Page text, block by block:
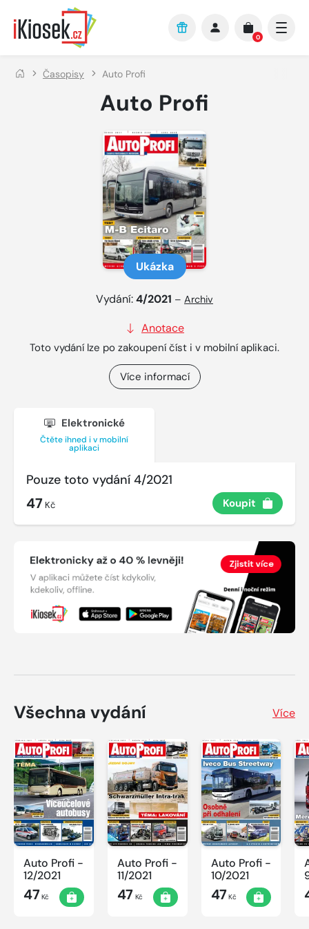
Přejít na hlavní obsah
0
Časopisy Auto Profi
Auto Profi
Ukázka
Vydání:4/2021 – Archiv
Anotace
Toto vydání lze po zakoupení číst i v mobilní aplikaci.
Více informací
Elektronické
Čtěte ihned i v mobilní
aplikaci
Pouze toto vydání 4/2021
47 Kč Koupit
Všechna vydání Více
Auto Profi -
12/2021
47 Kč
Auto Profi -
11/2021
47 Kč
Auto Profi -
10/2021
47Kč